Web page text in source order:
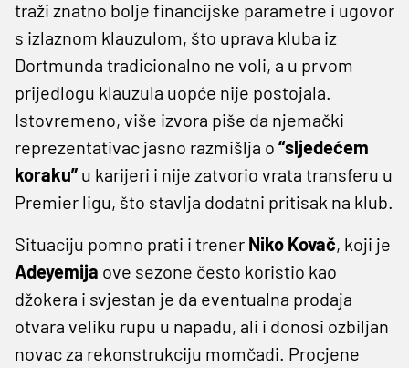
traži znatno bolje financijske parametre i ugovor
s izlaznom klauzulom, što uprava kluba iz
Dortmunda tradicionalno ne voli, a u prvom
prijedlogu klauzula uopće nije postojala.
Istovremeno, više izvora piše da njemački
reprezentativac jasno razmišlja o “sljedećem
koraku” u karijeri i nije zatvorio vrata transferu u
Premier ligu, što stavlja dodatni pritisak na klub.
Situaciju pomno prati i trener Niko Kovač, koji je
Adeyemija ove sezone često koristio kao
džokera i svjestan je da eventualna prodaja
otvara veliku rupu u napadu, ali i donosi ozbiljan
novac za rekonstrukciju momčadi. Procjene